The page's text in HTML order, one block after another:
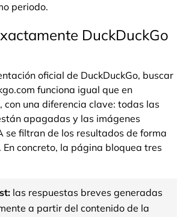
periodo.
DuckDuckGo
oficial de DuckDuckGo, buscar
funciona igual que en
con una diferencia clave: todas las
apagadas y las imágenes
se filtran de los resultados de forma
concreto, la página bloquea tres
las respuestas breves generadas
a partir del contenido de la